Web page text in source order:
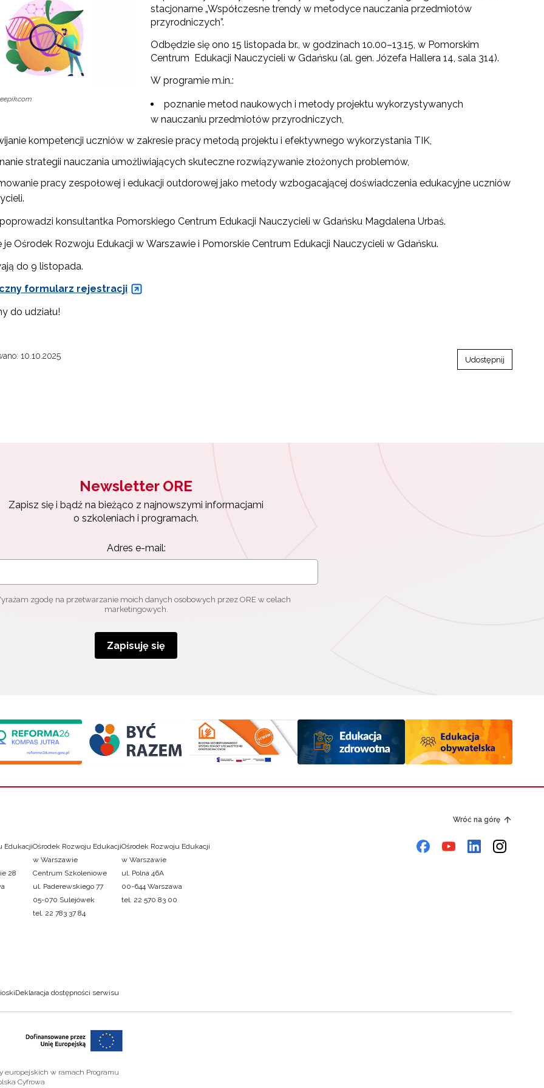
Śląsk Opolski – Serce Polski"
obywatelska"
fizyczne"
w pisowni polskiej"
stacjonarne „Współczesne trendy w metodyce nauczania przedmiotów
przyrodniczych”.
Odbędzie się ono 15 listopada br., w godzinach 10.00–13.15, w Pomorskim
Centrum Edukacji Nauczycieli w Gdańsku (al. gen. Józefa Hallera 14, sala 314).
W programie m.in.:
poznanie metod naukowych i metody projektu wykorzystywanych
w nauczaniu przedmiotów przyrodniczych,
kompetencji uczniów w zakresie pracy metodą projektu i efektywnego wykorzystania TIK,
strategii nauczania umożliwiających skuteczne rozwiązywanie złożonych problemów,
pracy zespołowej i edukacji outdorowej jako metody wzbogacającej doświadczenia edukacyjne uczniów
konsultantka Pomorskiego Centrum Edukacji Nauczycieli w Gdańsku Magdalena Urbaś.
je Ośrodek Rozwoju Edukacji w Warszawie i Pomorskie Centrum Edukacji Nauczycieli w Gdańsku.
do 9 listopada.
formularz rejestracji
do udziału!
10.10.2025 Udostępnij
Newsletter ORE
Zapisz się i bądź na bieżąco z najnowszymi informacjami
o szkoleniach i programach.
Adres e-mail:
zgodę na przetwarzanie moich danych osobowych przez ORE w celach
marketingowych.
Zapisuję się
Wróć na górę
Edukacji
28
Ośrodek Rozwoju Edukacji
w Warszawie
Centrum Szkoleniowe
ul. Paderewskiego 77
05-070 Sulejówek
tel. 22 783 37 84
Ośrodek Rozwoju Edukacji
w Warszawie
ul. Polna 46A
00-644 Warszawa
tel. 22 570 83 00
Deklaracja dostępności serwisu
europejskich w ramach Programu
Cyfrowa
ORE